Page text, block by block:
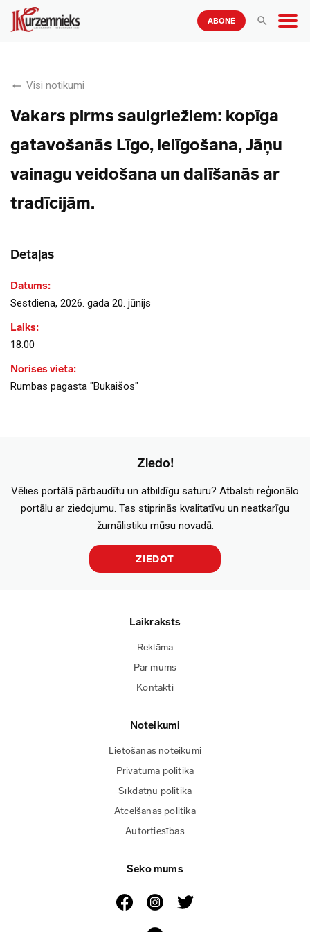
ABONĒ
Visi notikumi
Vakars pirms saulgriežiem: kopīga
gatavošanās Līgo, ielīgošana, Jāņu
vainagu veidošana un dalīšanās ar
tradīcijām.
Detaļas
Datums:
Sestdiena, 2026. gada 20. jūnijs
Laiks:
18:00
Norises vieta:
Rumbas pagasta "Bukaišos"
Ziedo!
Vēlies portālā pārbaudītu un atbildīgu saturu? Atbalsti reģionālo
portālu ar ziedojumu. Tas stiprinās kvalitatīvu un neatkarīgu
žurnālistiku mūsu novadā.
ZIEDOT
Laikraksts
Reklāma
Par mums
Kontakti
Noteikumi
Lietošanas noteikumi
Privātuma politika
Sīkdatņu politika
Atcelšanas politika
Autortiesības
Seko mums